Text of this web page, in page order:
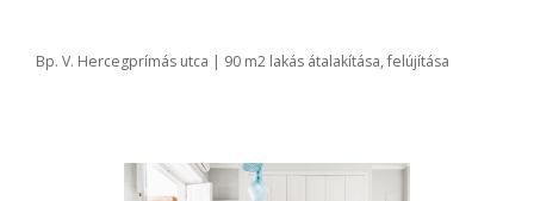
Bp. V. Hercegprímás utca | 90 m2 lakás átalakítása, felújítása